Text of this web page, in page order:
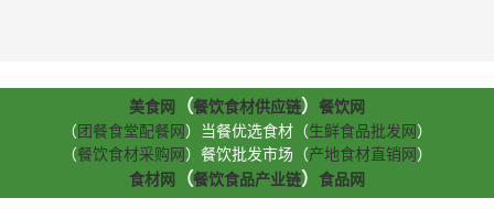
美食网 （餐饮食材供应链）
餐饮网
（ 团餐食堂配餐网 ）当餐优选食材（生鲜食品批发网 ）
（餐饮食材采购网 ）餐饮批发市场（产地食材直销网 ）
食材网
（餐饮食品产业链） 食品网